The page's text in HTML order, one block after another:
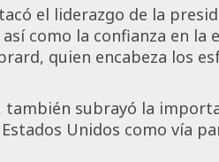
el liderazgo de la
como la confianza en la
quien encabeza los
también subrayó la
Unidos como vía